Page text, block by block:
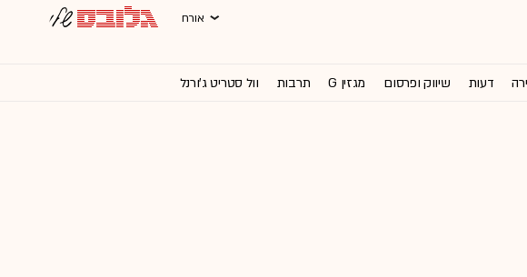
אורח
דעות שיווק ופרסום מגזין G תרבות וול סטריט ג'ורנל